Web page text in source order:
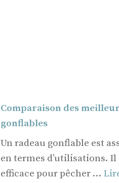
Comparaison des
gonflables
Un radeau gonflable est
en termes d’utilisations. Il
efficace pour pêcher …